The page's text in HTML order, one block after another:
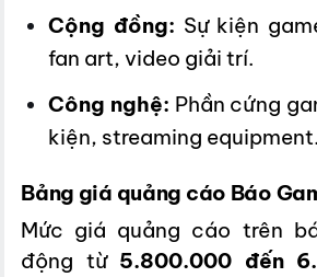
Cộng đồng: Sự kiện
fan art, video giải trí.
Công nghệ: Phần cứng
kiện, streaming equipment.
Bảng giá quảng cáo Báo
Mức giá quảng cáo trên
động từ 5.800.000 đến